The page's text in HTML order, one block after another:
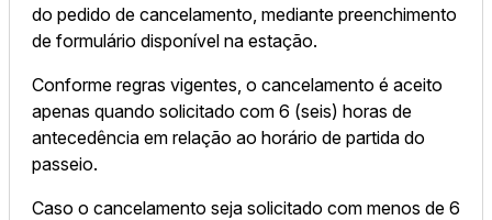
do pedido de cancelamento, mediante preenchimento
de formulário disponível na estação.
Conforme regras vigentes, o cancelamento é aceito
apenas quando solicitado com 6 (seis) horas de
antecedência em relação ao horário de partida do
passeio.
Caso o cancelamento seja solicitado com menos de 6